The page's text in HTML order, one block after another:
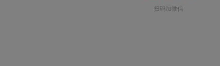
扫码加微信